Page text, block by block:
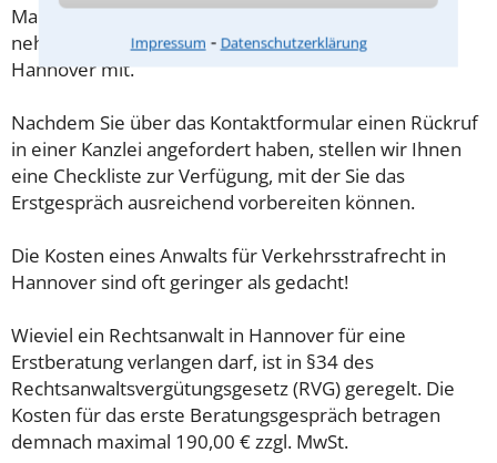
Impressum ⁃ Datenschutzerklärung
Machen Sie sich vorab schriftliche Notizen und
nehmen Sie diese zum Beratungsgespräch in
Hannover mit.
Nachdem Sie über das Kontaktformular einen Rückruf
in einer Kanzlei angefordert haben, stellen wir Ihnen
eine Checkliste zur Verfügung, mit der Sie das
Erstgespräch ausreichend vorbereiten können.
Die Kosten eines Anwalts für Verkehrsstrafrecht in
Hannover sind oft geringer als gedacht!
Wieviel ein Rechtsanwalt in Hannover für eine
Erstberatung verlangen darf, ist in §34 des
Rechtsanwaltsvergütungsgesetz (RVG) geregelt. Die
Kosten für das erste Beratungsgespräch betragen
demnach maximal 190,00 € zzgl. MwSt.